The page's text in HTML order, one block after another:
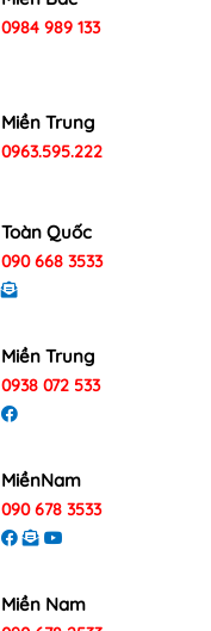
0984 989 133
Miền Trung
0963.595.222
Toàn Quốc
090 668 3533
Miền Trung
0938 072 533
MiềnNam
090 678 3533
Miền Nam